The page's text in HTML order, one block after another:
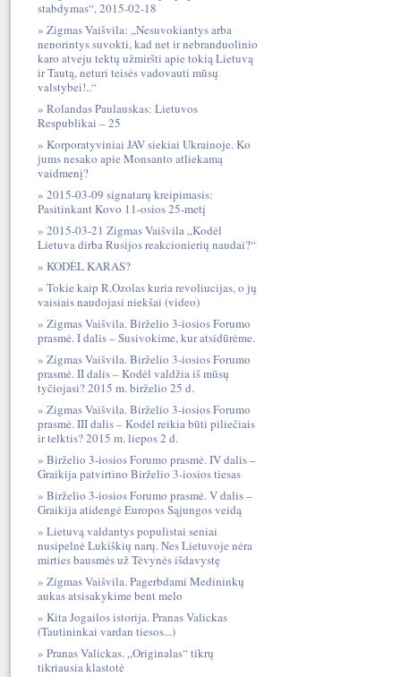
stabdymas“, 2015-02-18
Zigmas Vaišvila: „Nesuvokiantys arba
nenorintys suvokti, kad net ir nebranduolinio
karo atveju tektų užmiršti apie tokią Lietuvą
ir Tautą, neturi teisės vadovauti mūsų
valstybei!..“
Rolandas Paulauskas: Lietuvos
Respublikai – 25
Korporatyviniai JAV siekiai Ukrainoje. Ko
jums nesako apie Monsanto atliekamą
vaidmenį?
2015-03-09 signatarų kreipimasis:
Pasitinkant Kovo 11-osios 25-metį
2015-03-21 Zigmas Vaišvila „Kodėl
Lietuva dirba Rusijos reakcionierių naudai?“
KODĖL KARAS?
Tokie kaip R.Ozolas kuria revoliucijas, o jų
vaisiais naudojasi niekšai (video)
Zigmas Vaišvila. Birželio 3-iosios Forumo
prasmė. I dalis – Susivokime, kur atsidūrėme.
Zigmas Vaišvila. Birželio 3-iosios Forumo
prasmė. II dalis – Kodėl valdžia iš mūsų
tyčiojasi? 2015 m. birželio 25 d.
Zigmas Vaišvila. Birželio 3-iosios Forumo
prasmė. III dalis – Kodėl reikia būti piliečiais
ir telktis? 2015 m. liepos 2 d.
Birželio 3-iosios Forumo prasmė. IV dalis –
Graikija patvirtino Birželio 3-iosios tiesas
Birželio 3-iosios Forumo prasmė. V dalis –
Graikija atidengė Europos Sąjungos veidą
Lietuvą valdantys populistai seniai
nusipelnė Lukiškių narų. Nes Lietuvoje nėra
mirties bausmės už Tėvynės išdavystę
Zigmas Vaišvila. Pagerbdami Medininkų
aukas atsisakykime bent melo
Kita Jogailos istorija. Pranas Valickas
(Tautininkai vardan tiesos...)
Pranas Valickas. „Originalas“ tikrų
tikriausia klastotė